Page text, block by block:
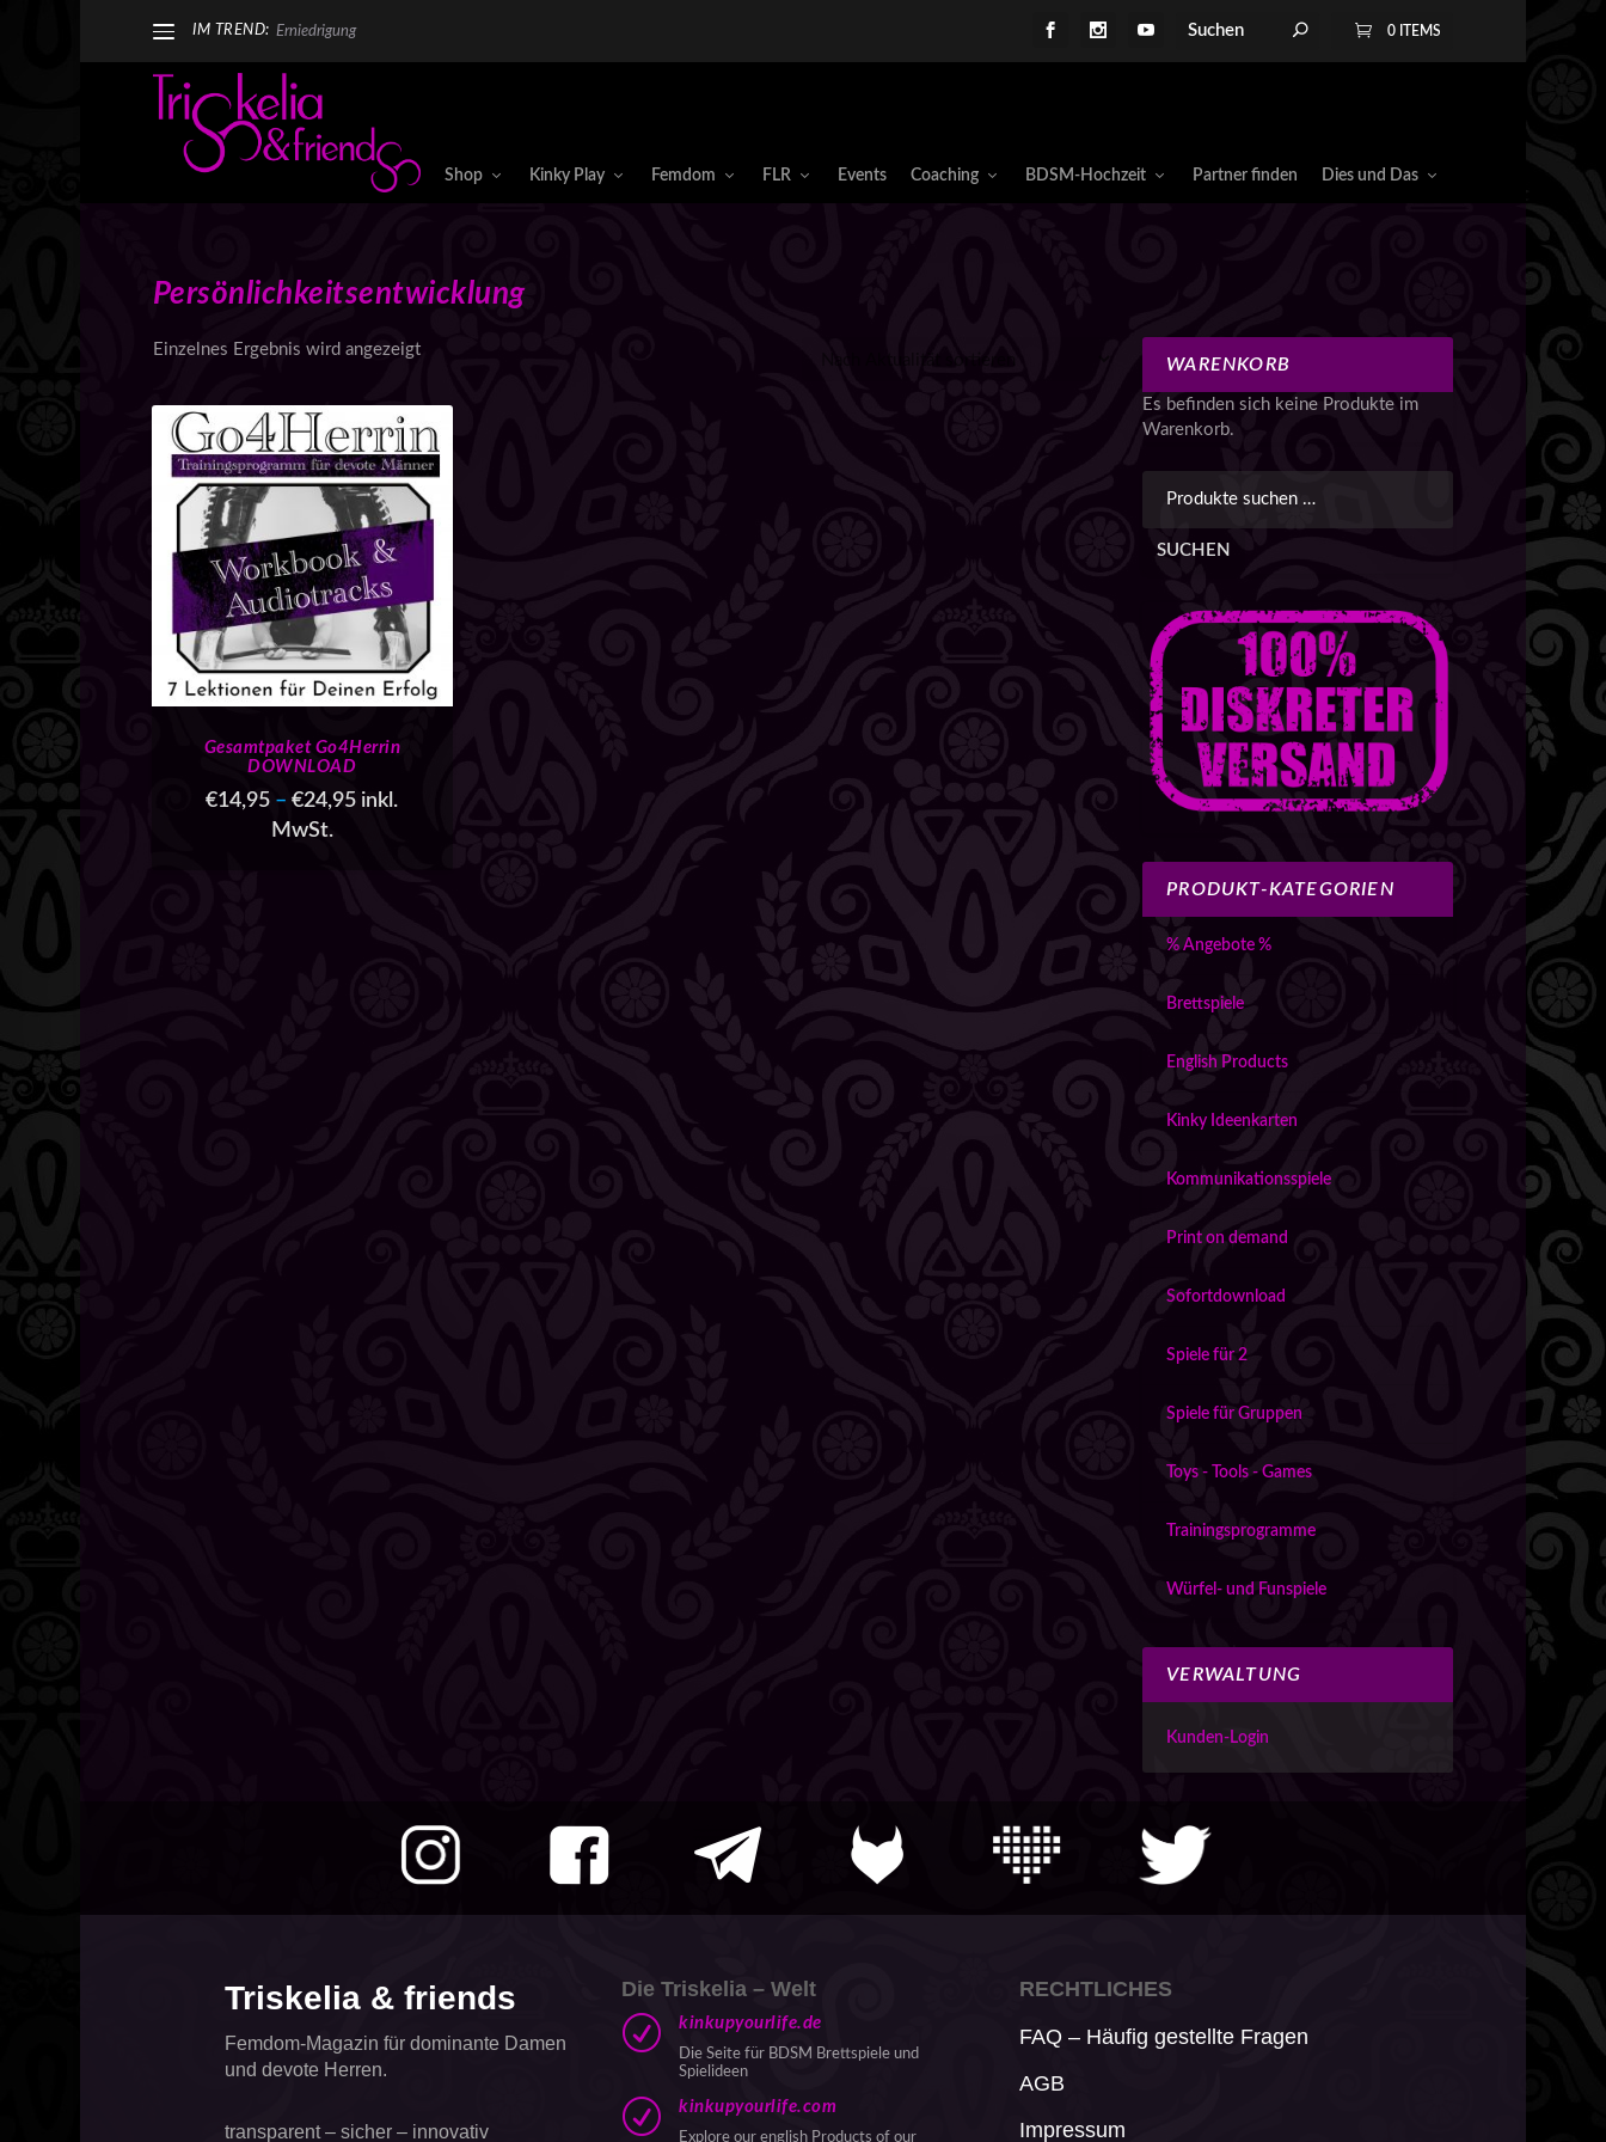
IM TREND: Erniedrigung 0 ITEMS
Shop Kinky Play Femdom FLR Events Coaching BDSM-Hochzeit Partner finden Dies und Das
Persönlichkeitsentwicklung
Einzelnes Ergebnis wird angezeigt
Gesamtpaket Go4Herrin
DOWNLOAD
€14,95 –€24,95 inkl.
MwSt.
WARENKORB
Es befinden sich keine Produkte im
Warenkorb.
SUCHEN
PRODUKT-KATEGORIEN
% Angebote %
Brettspiele
English Products
Kinky Ideenkarten
Kommunikationsspiele
Print on demand
Sofortdownload
Spiele für 2
Spiele für Gruppen
Toys - Tools - Games
Trainingsprogramme
Würfel- und Funspiele
VERWALTUNG
Kunden-Login
Triskelia & friends
Femdom-Magazin für dominante Damen
und devote Herren.
transparent – sicher – innovativ
Die Triskelia – Welt
R kinkupyourlife.de
Die Seite für BDSM Brettspiele und
Spielideen
R kinkupyourlife.com
Explore our english Products of our
RECHTLICHES
FAQ – Häufig gestellte Fragen
AGB
Impressum